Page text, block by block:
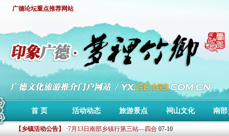
广德论坛重点推荐网站
首 页 活动动态 旅游景点 祠山文化 南部
【乡镇活动公告】
第二届森泰杯环东亭山地车赛赛事公告11-13
·7月13日南部乡镇行第三站—四合 07-10